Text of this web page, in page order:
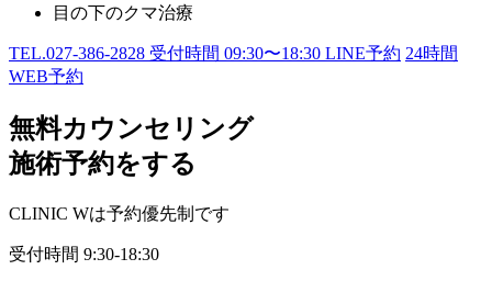
目の下のクマ治療
TEL.027-386-2828 受付時間 09:30〜18:30 LINE予約 24時間
WEB予約
無料カウンセリング
施術予約をする
CLINIC Wは予約優先制です
受付時間 9:30-18:30